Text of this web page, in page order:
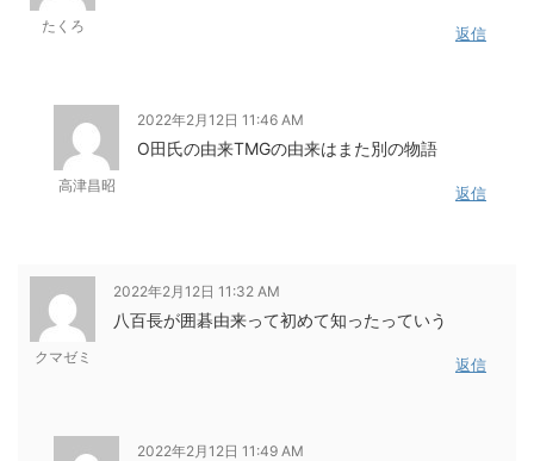
たくろ 返信
高津昌昭
2022年2月12日 11:46 AM
O田氏の由来TMGの由来はまた別の物語
返信
クマゼミ
2022年2月12日 11:32 AM
八百長が囲碁由来って初めて知ったっていう
返信
2022年2月12日 11:49 AM